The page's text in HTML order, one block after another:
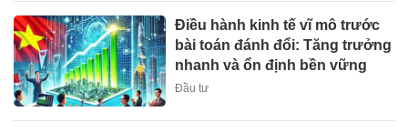
Điều hành kinh tế vĩ mô trước
bài toán đánh đổi: Tăng trưởng
nhanh và ổn định bền vững
Đầu tư